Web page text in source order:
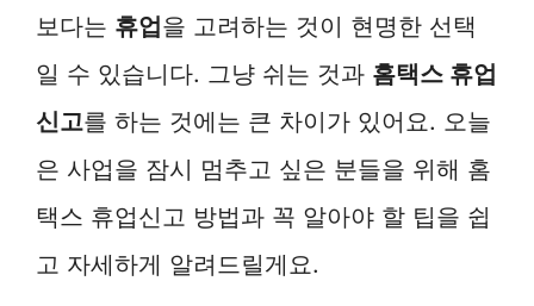
보다는 휴업을 고려하는 것이 현명한 선택
일 수 있습니다. 그냥 쉬는 것과 홈택스 휴업
신고를 하는 것에는 큰 차이가 있어요. 오늘
은 사업을 잠시 멈추고 싶은 분들을 위해 홈
택스 휴업신고 방법과 꼭 알아야 할 팁을 쉽
고 자세하게 알려드릴게요.